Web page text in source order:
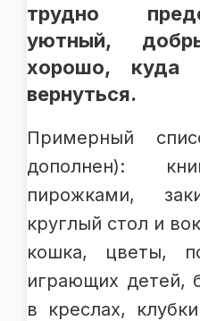
трудно
уютный,
хорошо, куда
вернуться.
Примерный
дополнен):
пирожками,
круглый стол и
кошка, цветы,
играющих детей,
в креслах,